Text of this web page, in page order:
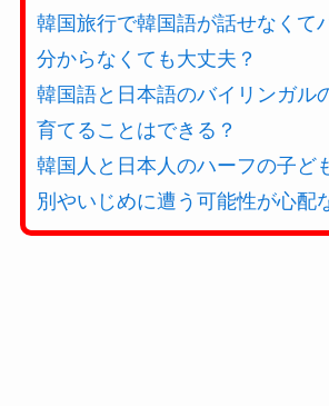
韓国旅行で韓国語が話せなくて
分からなくても大丈夫？
韓国語と日本語のバイリンガル
育てることはできる？
韓国人と日本人のハーフの子ど
別やいじめに遭う可能性が心配